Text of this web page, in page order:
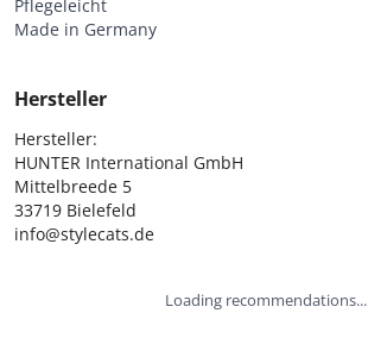
Pflegeleicht
Made in Germany
Hersteller
Hersteller:
HUNTER International GmbH
Mittelbreede 5
33719 Bielefeld
info@stylecats.de
Loading recommendations...